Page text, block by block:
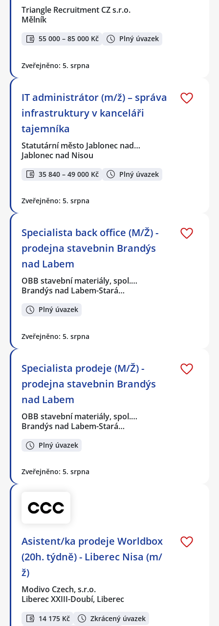
Triangle Recruitment CZ s.r.o.
Mělník
55 000 – 85 000 Kč Plný úvazek
Zveřejněno: 5. srpna
IT administrátor (m/ž) – správa
infrastruktury v kanceláři
tajemníka
Statutární město Jablonec nad…
Jablonec nad Nisou
35 840 – 49 000 Kč Plný úvazek
Zveřejněno: 5. srpna
Specialista back office (M/Ž) -
prodejna stavebnin Brandýs
nad Labem
OBB stavební materiály, spol.…
Brandýs nad Labem-Stará…
Plný úvazek
Zveřejněno: 5. srpna
Specialista prodeje (M/Ž) -
prodejna stavebnin Brandýs
nad Labem
OBB stavební materiály, spol.…
Brandýs nad Labem-Stará…
Plný úvazek
Zveřejněno: 5. srpna
Asistent/ka prodeje Worldbox
(20h. týdně) - Liberec Nisa (m/
ž)
Modivo Czech, s.r.o.
Liberec XXIII-Doubí, Liberec
14 175 Kč
Zkrácený úvazek